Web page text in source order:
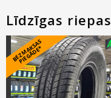
Līdzīgas riepas
B
E
Z
M
A
K
S
A
S
PI
E
G
Ā
D
E
*